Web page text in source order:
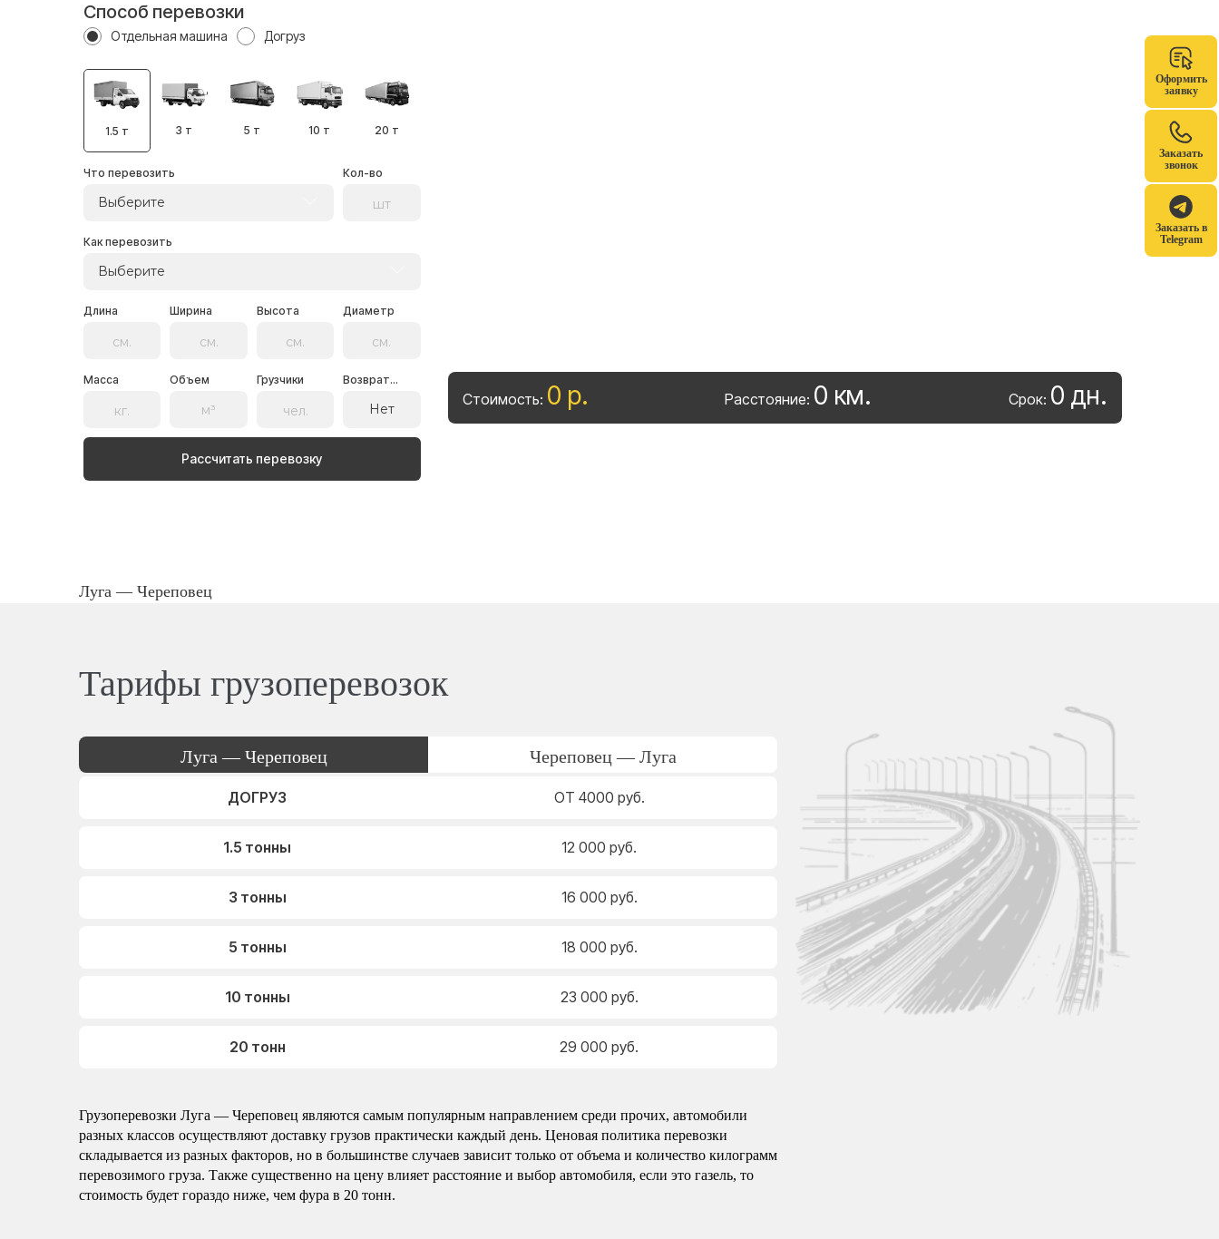
Оформить
заявку
Заказать
звонок
Заказать в
Telegram
Способ перевозки
Отдельная машина Догруз
1.5 т 3 т 5 т 10 т 20 т
Что перевозить
Выберите
Кол-во
Как перевозить
Выберите
Длина Ширина Высота Диаметр
Масса Объем Грузчики Возврат...
Нет
Рассчитать перевозку
Стоимость: 0 р. Расстояние: 0 км. Срок: 0 дн.
Луга — Череповец
Тарифы грузоперевозок
Луга — Череповец Череповец — Луга
ДОГРУЗ ОТ 4000 руб.
1.5 тонны 12 000 руб.
3 тонны 16 000 руб.
5 тонны 18 000 руб.
10 тонны 23 000 руб.
20 тонн 29 000 руб.
Грузоперевозки Луга — Череповец являются самым популярным направлением среди прочих, автомобили
разных классов осуществляют доставку грузов практически каждый день. Ценовая политика перевозки
складывается из разных факторов, но в большинстве случаев зависит только от объема и количество килограмм
перевозимого груза. Также существенно на цену влияет расстояние и выбор автомобиля, если это газель, то
стоимость будет гораздо ниже, чем фура в 20 тонн.